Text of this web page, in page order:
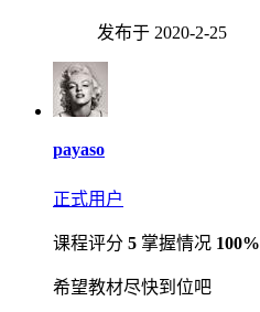
发布于 2020-2-25
payaso
正式用户
课程评分 5 掌握情况 100%
希望教材尽快到位吧